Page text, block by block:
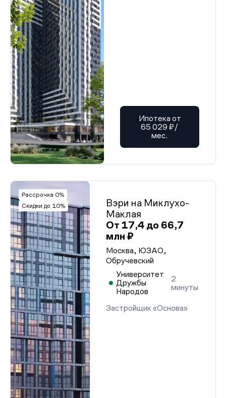
Ипотека от
65 029 ₽/
мес.
Рассрочка 0%
Скидки до 10%
Вэри на Миклухо-
Маклая
От 17,4 до 66,7
млн ₽
Москва, ЮЗАО,
Обручевский
Университет
Дружбы
Народов
2
минуты
Застройщик «Основа»